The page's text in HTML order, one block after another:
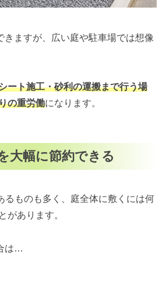
きますが、広い庭や駐車場では想像
ート施工・砂利の運搬まで行う場
の重労働になります。
大幅に節約できる
るものも多く、庭全体に敷くには何
があります。
は…